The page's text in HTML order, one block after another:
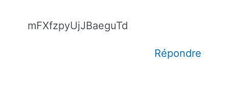
mFXfzpyUjJBaeguTd
Répondre